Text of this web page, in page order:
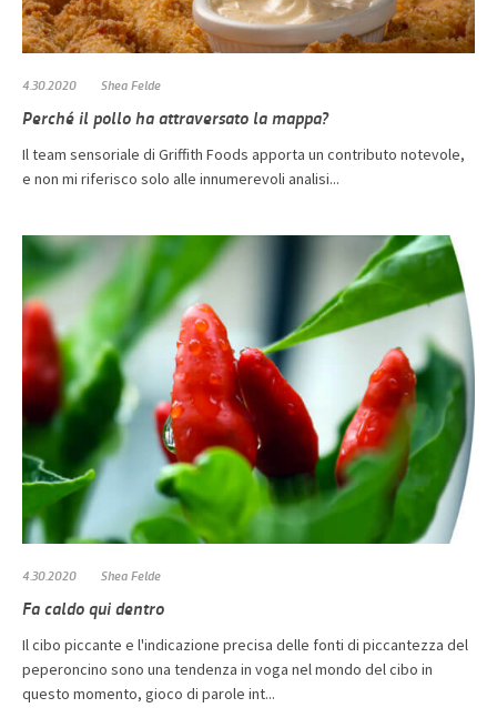
4.30.2020 Shea Felde
Perché il pollo ha attraversato la mappa?
Il team sensoriale di Griffith Foods apporta un contributo notevole,
e non mi riferisco solo alle innumerevoli analisi...
4.30.2020 Shea Felde
Fa caldo qui dentro
Il cibo piccante e l'indicazione precisa delle fonti di piccantezza del
peperoncino sono una tendenza in voga nel mondo del cibo in
questo momento, gioco di parole int...